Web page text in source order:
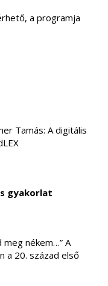
a programja
Tamás: A digitális
gyakorlat
meg nékem…” A
a 20. század első